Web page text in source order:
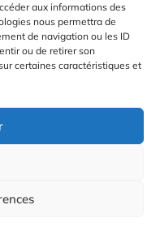
aux informations des
nous permettra de
de navigation ou les ID
ou de retirer son
certaines caractéristiques et